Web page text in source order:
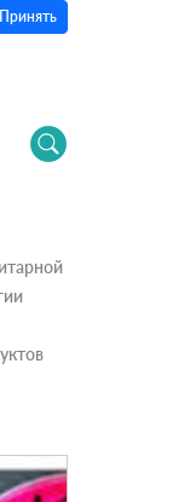
Принять